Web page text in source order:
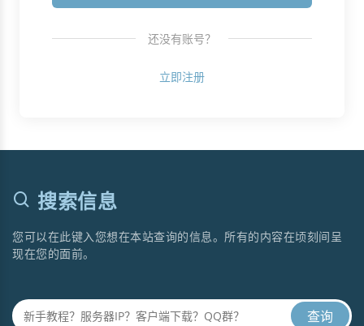
还没有账号？
立即注册
搜索信息
您可以在此键入您想在本站查询的信息。所有的内容在顷刻间呈
现在您的面前。